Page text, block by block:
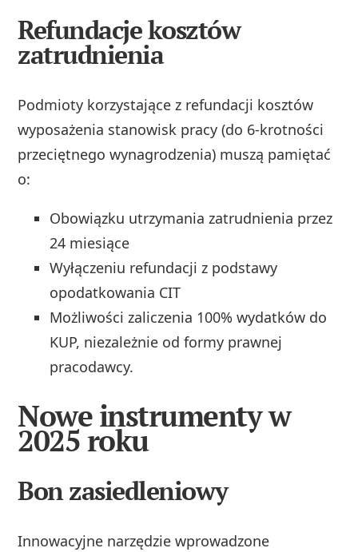
Refundacje kosztów
zatrudnienia
Podmioty korzystające z refundacji kosztów
wyposażenia stanowisk pracy (do 6-krotności
przeciętnego wynagrodzenia) muszą pamiętać
o:
Obowiązku utrzymania zatrudnienia przez
24 miesiące
Wyłączeniu refundacji z podstawy
opodatkowania CIT
Możliwości zaliczenia 100% wydatków do
KUP, niezależnie od formy prawnej
pracodawcy.
Nowe instrumenty w
2025 roku
Bon zasiedleniowy
Innowacyjne narzędzie wprowadzone